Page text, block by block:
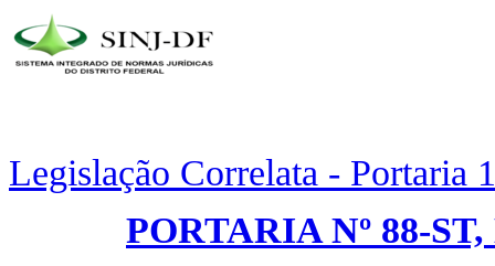
Legislação Correlata - Portaria
PORTARIA Nº 88-